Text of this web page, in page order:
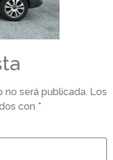
será publicada. Los
con *